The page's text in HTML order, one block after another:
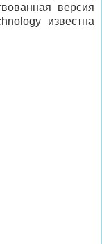
версия
известна